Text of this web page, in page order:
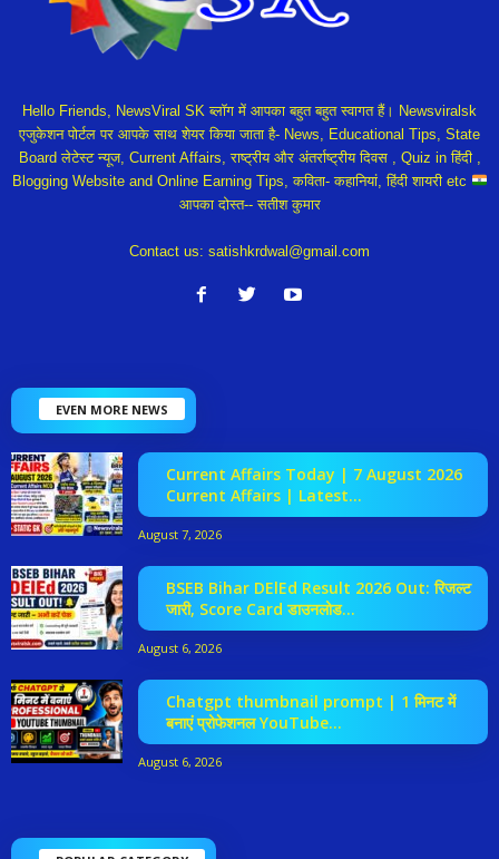
Hello Friends, NewsViral SK ब्लॉग में आपका बहुत बहुत स्वागत हैं। Newsviralsk
एजुकेशन पोर्टल पर आपके साथ शेयर किया जाता है- News, Educational Tips, State
Board लेटेस्ट न्यूज, Current Affairs, राष्ट्रीय और अंतर्राष्ट्रीय दिवस , Quiz in हिंदी ,
Blogging Website and Online Earning Tips, कविता- कहानियां, हिंदी शायरी etc
आपका दोस्त-- सतीश कुमार
Contact us: satishkrdwal@gmail.com
EVEN MORE NEWS
Current Affairs Today | 7 August 2026
Current Affairs | Latest...
August 7, 2026
BSEB Bihar DElEd Result 2026 Out: रिजल्ट
जारी, Score Card डाउनलोड...
August 6, 2026
Chatgpt thumbnail prompt | 1 मिनट में
बनाएं प्रोफेशनल YouTube...
August 6, 2026